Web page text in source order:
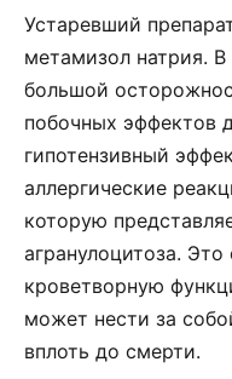
Устаревший
метамизол натрия.
большой
побочных эффектов
гипотензивный
аллергические
которую
агранулоцитоза.
кроветворную
может нести за
вплоть до смерти.